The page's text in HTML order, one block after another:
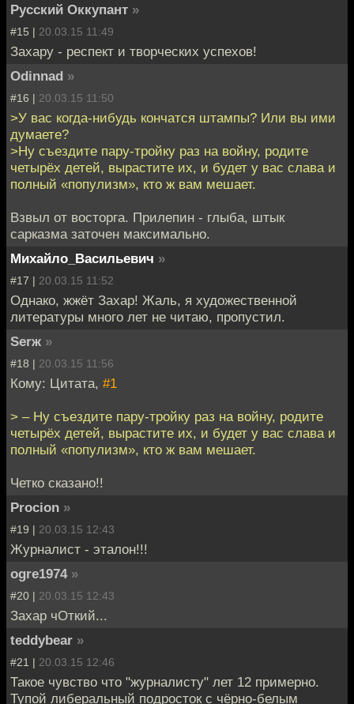
Русский Оккупант »
#15 | 20.03.15 11:49
Захару - респект и творческих успехов!
Odinnad »
#16 | 20.03.15 11:50
>У вас когда-нибудь кончатся штампы? Или вы ими
думаете?
>Ну съездите пару-тройку раз на войну, родите
четырёх детей, вырастите их, и будет у вас слава и
полный «популизм», кто ж вам мешает.
Взвыл от восторга. Прилепин - глыба, штык
сарказма заточен максимально.
Михайло_Васильевич »
#17 | 20.03.15 11:52
Однако, жжёт Захар! Жаль, я художественной
литературы много лет не читаю, пропустил.
Serж »
#18 | 20.03.15 11:56
Кому: Цитата, #1
> – Ну съездите пару-тройку раз на войну, родите
четырёх детей, вырастите их, и будет у вас слава и
полный «популизм», кто ж вам мешает.
Четко сказано!!
Procion »
#19 | 20.03.15 12:43
Журналист - эталон!!!
ogre1974 »
#20 | 20.03.15 12:43
Захар чОткий...
teddybear »
#21 | 20.03.15 12:46
Такое чувство что "журналисту" лет 12 примерно.
Тупой либеральный подросток с чёрно-белым